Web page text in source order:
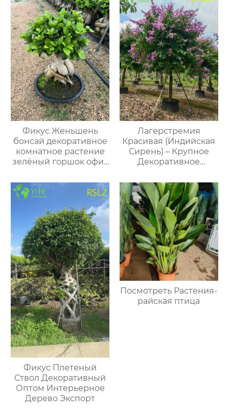
Фикус Женьшень
бонсай декоративное
комнатное растение
зелёный горшок офис
Лагерстремия
Красивая (Индийская
Сирень) – Крупное
Декоративное
Фикус Плетеный
Ствол Декоративный
Оптом Интерьерное
Дерево Экспорт
Посмотреть Растения-
райская птица